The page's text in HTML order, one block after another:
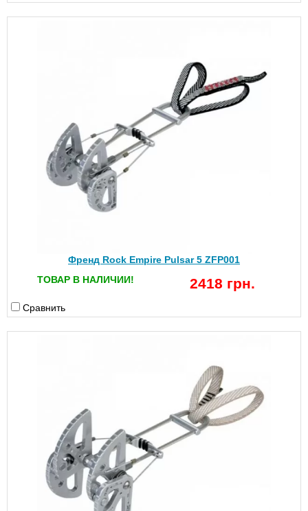
Френд Rock Empire Pulsar 5 ZFP001
ТОВАР В НАЛИЧИИ!
2418 грн.
Сравнить